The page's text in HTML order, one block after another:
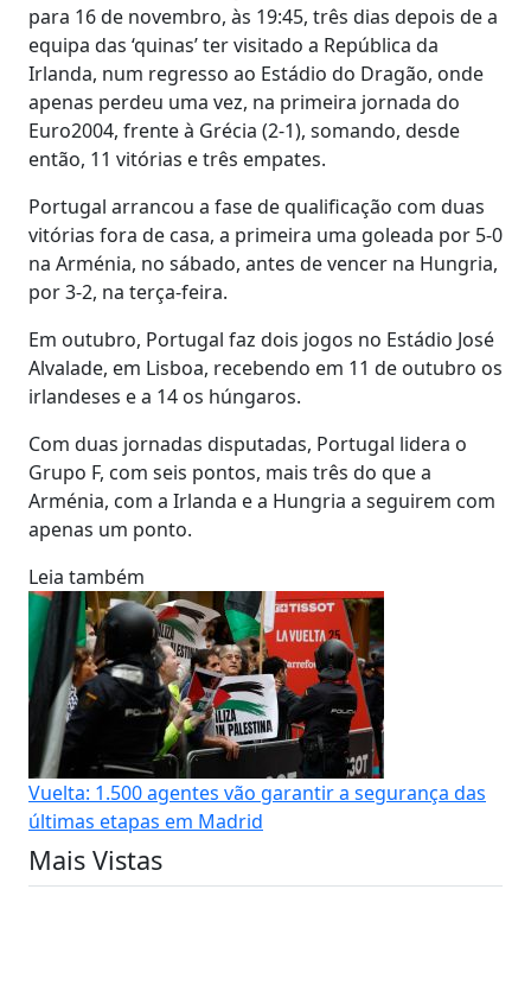
para 16 de novembro, às 19:45, três dias depois de a
equipa das ‘quinas’ ter visitado a República da
Irlanda, num regresso ao Estádio do Dragão, onde
apenas perdeu uma vez, na primeira jornada do
Euro2004, frente à Grécia (2-1), somando, desde
então, 11 vitórias e três empates.
Portugal arrancou a fase de qualificação com duas
vitórias fora de casa, a primeira uma goleada por 5-0
na Arménia, no sábado, antes de vencer na Hungria,
por 3-2, na terça-feira.
Em outubro, Portugal faz dois jogos no Estádio José
Alvalade, em Lisboa, recebendo em 11 de outubro os
irlandeses e a 14 os húngaros.
Com duas jornadas disputadas, Portugal lidera o
Grupo F, com seis pontos, mais três do que a
Arménia, com a Irlanda e a Hungria a seguirem com
apenas um ponto.
Leia também
Vuelta: 1.500 agentes vão garantir a segurança das
últimas etapas em Madrid
Mais Vistas